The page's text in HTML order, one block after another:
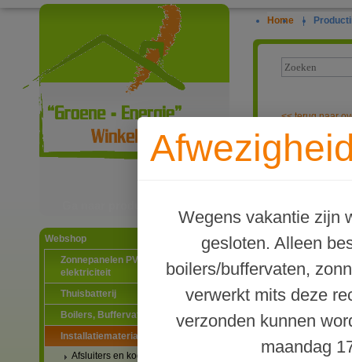
Webshop
Zonnepanelen PV-systemen
elektriciteit
Thuisbatterij
Boilers, Buffervaten en toebehoren
Installatiematerialen
Afsluiters en kogelkranen met
Home |
Wegens vakantie zijn
gesloten. Alleen
boilers/buffervaten,
verwerkt mits deze
verzonden kunnen
maandag
<<terug naar
Set voor het
exclusief